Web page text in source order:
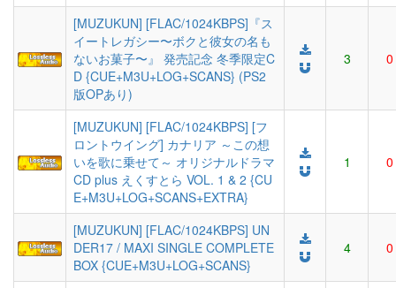
[MUZUKUN] [FLAC/1024KBPS]『ス
イートレガシー〜ボクと彼女の名も
ないお菓子〜』 発売記念 冬季限定C
D {CUE+M3U+LOG+SCANS} (PS2
版OPあり)
3 0
[MUZUKUN] [FLAC/1024KBPS] [フ
ロントウイング] カナリア ～この想
いを歌に乗せて～ オリジナルドラマ
CD plus えくすとら VOL. 1 & 2 {CU
E+M3U+LOG+SCANS+EXTRA}
1 0
[MUZUKUN] [FLAC/1024KBPS] UN
DER17 / MAXI SINGLE COMPLETE
BOX {CUE+M3U+LOG+SCANS}
4 0